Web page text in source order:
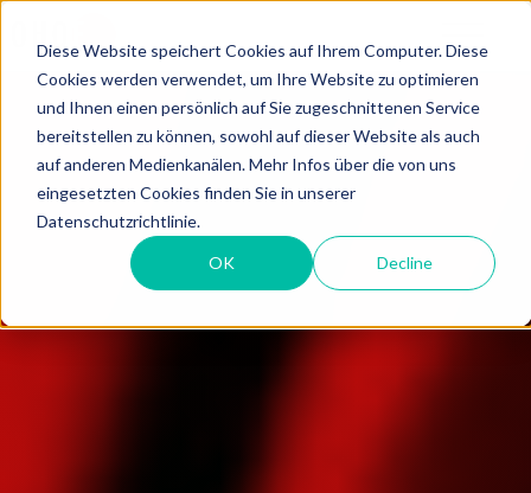
Diese Website speichert Cookies auf Ihrem Computer. Diese
Cookies werden verwendet, um Ihre Website zu optimieren
und Ihnen einen persönlich auf Sie zugeschnittenen Service
bereitstellen zu können, sowohl auf dieser Website als auch
auf anderen Medienkanälen. Mehr Infos über die von uns
eingesetzten Cookies finden Sie in unserer
Datenschutzrichtlinie.
OK Decline